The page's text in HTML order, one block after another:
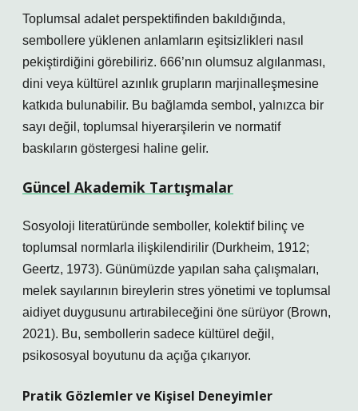
Toplumsal adalet perspektifinden bakıldığında,
sembollere yüklenen anlamların eşitsizlikleri nasıl
pekiştirdiğini görebiliriz. 666’nın olumsuz algılanması,
dini veya kültürel azınlık grupların marjinalleşmesine
katkıda bulunabilir. Bu bağlamda sembol, yalnızca bir
sayı değil, toplumsal hiyerarşilerin ve normatif
baskıların göstergesi haline gelir.
Güncel Akademik Tartışmalar
Sosyoloji literatüründe semboller, kolektif bilinç ve
toplumsal normlarla ilişkilendirilir (Durkheim, 1912;
Geertz, 1973). Günümüzde yapılan saha çalışmaları,
melek sayılarının bireylerin stres yönetimi ve toplumsal
aidiyet duygusunu artırabileceğini öne sürüyor (Brown,
2021). Bu, sembollerin sadece kültürel değil,
psikososyal boyutunu da açığa çıkarıyor.
Pratik Gözlemler ve Kişisel Deneyimler